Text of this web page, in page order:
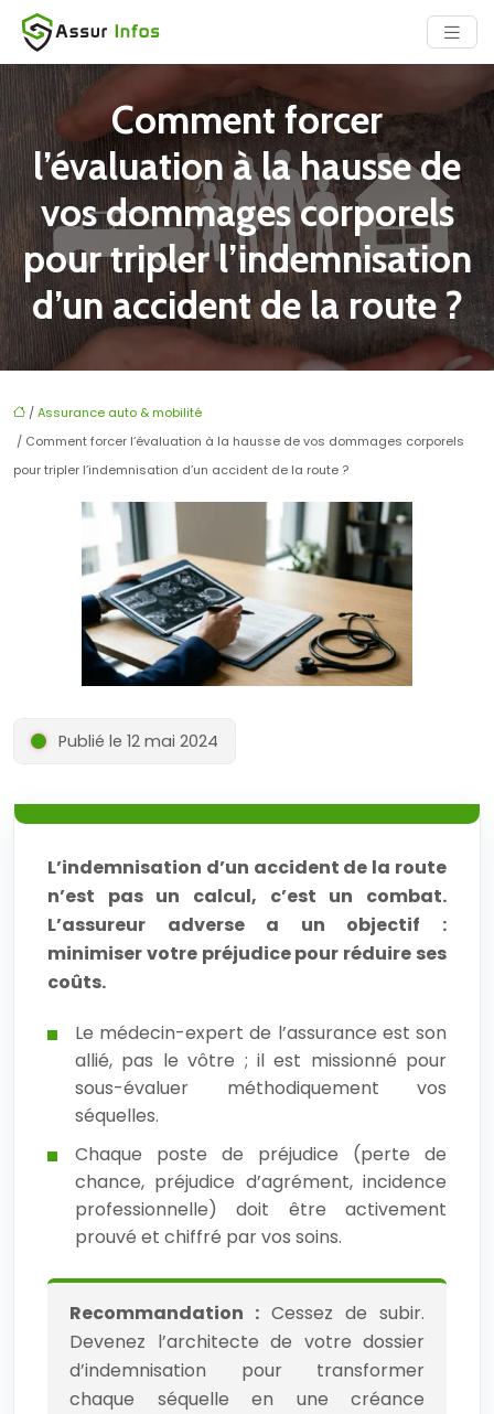
Comment forcer
l’évaluation à la hausse de
vos dommages corporels
pour tripler l’indemnisation
d’un accident de la route ?
/Assurance auto & mobilité
/ Comment forcer l’évaluation à la hausse de vos dommages corporels
pour tripler l’indemnisation d’un accident de la route ?
Publié le 12 mai 2024
L’indemnisation d’un accident de la route
n’est pas un calcul, c’est un combat.
L’assureur adverse a un objectif :
minimiser votre préjudice pour réduire ses
coûts.
Le médecin-expert de l’assurance est son
allié, pas le vôtre ; il est missionné pour
sous-évaluer méthodiquement vos
séquelles.
Chaque poste de préjudice (perte de
chance, préjudice d’agrément, incidence
professionnelle) doit être activement
prouvé et chiffré par vos soins.
Recommandation : Cessez de subir.
Devenez l’architecte de votre dossier
d’indemnisation pour transformer
chaque séquelle en une créance